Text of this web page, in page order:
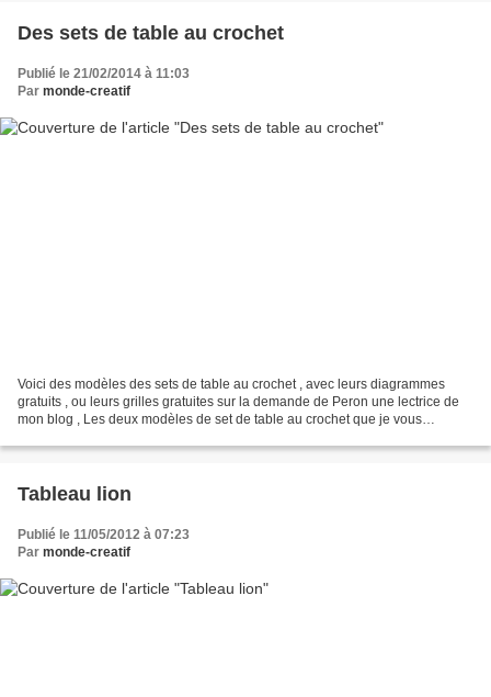
Des sets de table au crochet
Publié le 21/02/2014 à 11:03
Par monde-creatif
Voici des modèles des sets de table au crochet , avec leurs diagrammes
gratuits , ou leurs grilles gratuites sur la demande de Peron une lectrice de
mon blog , Les deux modèles de set de table au crochet que je vous
Tableau lion
Publié le 11/05/2012 à 07:23
Par monde-creatif